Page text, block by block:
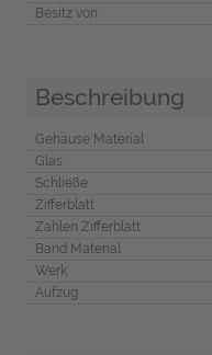
Besitz von
Beschreibung
Gehäuse Material
Glas
Schließe
Zifferblatt
Zahlen Zifferblatt
Band Material
Werk
Aufzug